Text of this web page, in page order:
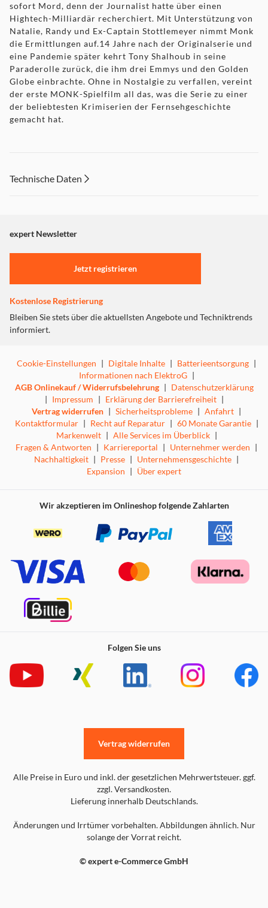
sofort Mord, denn der Journalist hatte über einen
Hightech-Milliardär recherchiert. Mit Unterstützung von
Natalie, Randy und Ex-Captain Stottlemeyer nimmt Monk
die Ermittlungen auf.14 Jahre nach der Originalserie und
eine Pandemie später kehrt Tony Shalhoub in seine
Paraderolle zurück, die ihm drei Emmys und den Golden
Globe einbrachte. Ohne in Nostalgie zu verfallen, vereint
der erste MONK-Spielfilm all das, was die Serie zu einer
der beliebtesten Krimiserien der Fernsehgeschichte
gemacht hat.
Technische Daten
expert Newsletter
Jetzt registrieren
Kostenlose Registrierung
Bleiben Sie stets über die aktuellsten Angebote und Techniktrends
informiert.
Cookie-Einstellungen | Digitale Inhalte | Batterieentsorgung |
Informationen nach ElektroG |
AGB Onlinekauf / Widerrufsbelehrung | Datenschutzerklärung
| Impressum | Erklärung der Barrierefreiheit |
Vertrag widerrufen | Sicherheitsprobleme | Anfahrt |
Kontaktformular | Recht auf Reparatur | 60 Monate Garantie |
Markenwelt | Alle Services im Überblick |
Fragen & Antworten | Karriereportal | Unternehmer werden |
Nachhaltigkeit | Presse | Unternehmensgeschichte |
Expansion | Über expert
Wir akzeptieren im Onlineshop folgende Zahlarten
Folgen Sie uns
Alle Preise in Euro und inkl. der gesetzlichen Mehrwertsteuer. ggf.
zzgl. Versandkosten.
Lieferung innerhalb Deutschlands.
Änderungen und Irrtümer vorbehalten. Abbildungen ähnlich. Nur
solange der Vorrat reicht.
© expert e-Commerce GmbH
Vertrag widerrufen